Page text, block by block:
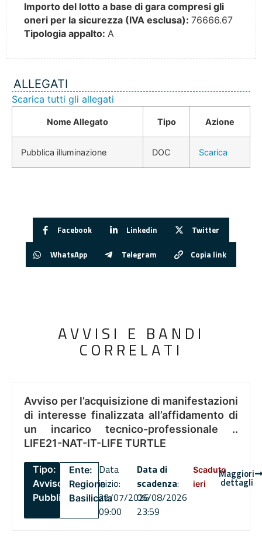
Importo del lotto a base di gara compresi gli
oneri per la sicurezza (IVA esclusa): 76666.67
Tipologia appalto: A
ALLEGATI
Scarica tutti gli allegati
Nome Allegato Tipo Azione
Pubblica illuminazione DOC Scarica
Facebook Linkedin Twitter
WhatsApp Telegram Copia link
AVVISI E BANDI
CORRELATI
Avviso per l’acquisizione di manifestazioni
di interesse finalizzata all’affidamento di
un incarico tecnico-professionale ..
LIFE21-NAT-IT-LIFE TURTLE
Tipo:
Avviso
Pubblico
Ente:
Regione
Basilicata
Data
inizio:
22/07/2026
09:00
Data di
scadenza:
06/08/2026
23:59
Scaduto
ieri
Maggiori
dettagli